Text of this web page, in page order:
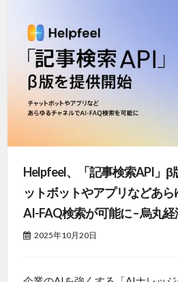
Helpfeel、「記事検索API」β
ットボットやアプリなどあら
AI-FAQ検索が可能に – 烏丸
2025年10月20日